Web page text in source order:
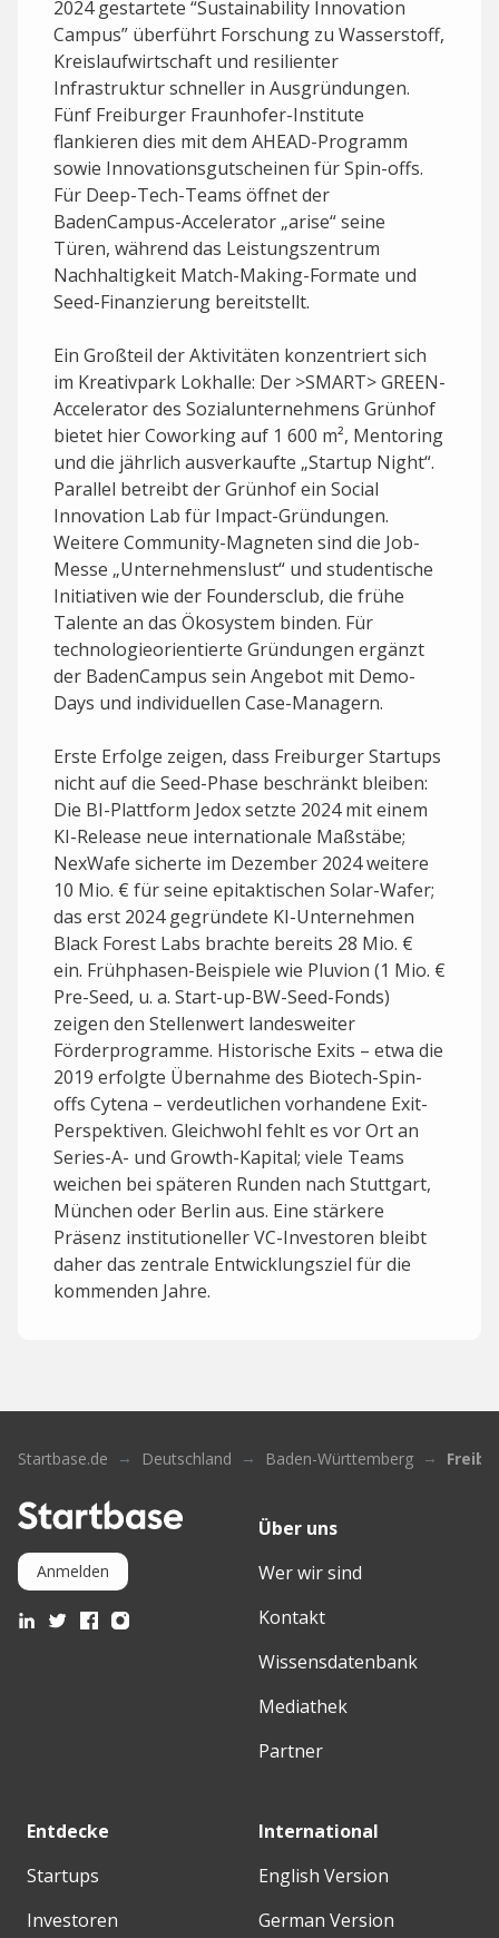
2024 gestartete “Sustainability Innovation
Campus” überführt Forschung zu Wasserstoff,
Kreislaufwirtschaft und resilienter
Infrastruktur schneller in Ausgründungen.
Fünf Freiburger Fraunhofer-Institute
flankieren dies mit dem AHEAD-Programm
sowie Innovations­gutscheinen für Spin-offs.
Für Deep-Tech-Teams öffnet der
BadenCampus-Accelerator „arise“ seine
Türen, während das Leistungszentrum
Nachhaltigkeit Match-Making-Formate und
Seed-Finanzierung bereitstellt.
Ein Großteil der Aktivitäten konzentriert sich
im Kreativpark Lokhalle: Der >SMART> GREEN-
Accelerator des Sozialunternehmens Grünhof
bietet hier Coworking auf 1 600 m², Mentoring
und die jährlich ausverkaufte „Startup Night“.
Parallel betreibt der Grünhof ein Social
Innovation Lab für Impact-Gründungen.
Weitere Community-Magneten sind die Job-
Messe „Unternehmenslust“ und studentische
Initiativen wie der Foundersclub, die frühe
Talente an das Ökosystem binden. Für
technologie­orientierte Gründungen ergänzt
der BadenCampus sein Angebot mit Demo-
Days und individuellen Case-Managern.
Erste Erfolge zeigen, dass Freiburger Startups
nicht auf die Seed-Phase beschränkt bleiben:
Die BI-Plattform Jedox setzte 2024 mit einem
KI-Release neue internationale Maßstäbe;
NexWafe sicherte im Dezember 2024 weitere
10 Mio. € für seine epitaktischen Solar-Wafer;
das erst 2024 gegründete KI-Unternehmen
Black Forest Labs brachte bereits 28 Mio. €
ein. Frühphasen-Beispiele wie Pluvion (1 Mio. €
Pre-Seed, u. a. Start-up-BW-Seed-Fonds)
zeigen den Stellenwert landesweiter
Förderprogramme. Historische Exits – etwa die
2019 erfolgte Übernahme des Biotech-Spin-
offs Cytena – verdeutlichen vorhandene Exit-
Perspektiven. Gleichwohl fehlt es vor Ort an
Series-A- und Growth-Kapital; viele Teams
weichen bei späteren Runden nach Stuttgart,
München oder Berlin aus. Eine stärkere
Präsenz institutioneller VC-Investoren bleibt
daher das zentrale Entwicklungsziel für die
kommenden Jahre.
Startbase.de Deutschland Baden-Württemberg
Anmelden
Über uns
Wer wir sind
Kontakt
Wissensdatenbank
Mediathek
Partner
Entdecke
Startups
Investoren
International
English Version
German Version